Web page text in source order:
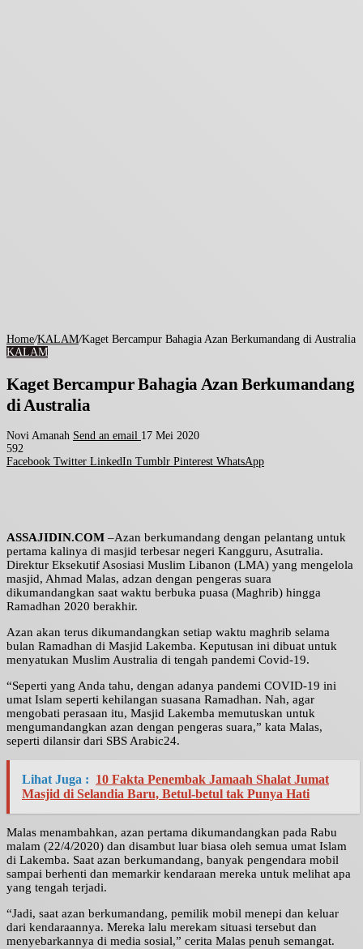
Home/KALAM/Kaget Bercampur Bahagia Azan Berkumandang di Australia
KALAM
Kaget Bercampur Bahagia Azan Berkumandang
di Australia
Novi Amanah Send an email 17 Mei 2020
592
Facebook Twitter LinkedIn Tumblr Pinterest WhatsApp
ASSAJIDIN.COM –Azan berkumandang dengan pelantang untuk
pertama kalinya di masjid terbesar negeri Kangguru, Asutralia.
Direktur Eksekutif Asosiasi Muslim Libanon (LMA) yang mengelola
masjid, Ahmad Malas, adzan dengan pengeras suara
dikumandangkan saat waktu berbuka puasa (Maghrib) hingga
Ramadhan 2020 berakhir.
Azan akan terus dikumandangkan setiap waktu maghrib selama
bulan Ramadhan di Masjid Lakemba. Keputusan ini dibuat untuk
menyatukan Muslim Australia di tengah pandemi Covid-19.
“Seperti yang Anda tahu, dengan adanya pandemi COVID-19 ini
umat Islam seperti kehilangan suasana Ramadhan. Nah, agar
mengobati perasaan itu, Masjid Lakemba memutuskan untuk
mengumandangkan azan dengan pengeras suara,” kata Malas,
seperti dilansir dari SBS Arabic24.
Lihat Juga : 10 Fakta Penembak Jamaah Shalat Jumat
Masjid di Selandia Baru, Betul-betul tak Punya Hati
Malas menambahkan, azan pertama dikumandangkan pada Rabu
malam (22/4/2020) dan disambut luar biasa oleh semua umat Islam
di Lakemba. Saat azan berkumandang, banyak pengendara mobil
sampai berhenti dan memarkir kendaraan mereka untuk melihat apa
yang tengah terjadi.
“Jadi, saat azan berkumandang, pemilik mobil menepi dan keluar
dari kendaraannya. Mereka lalu merekam situasi tersebut dan
menyebarkannya di media sosial,” cerita Malas penuh semangat.